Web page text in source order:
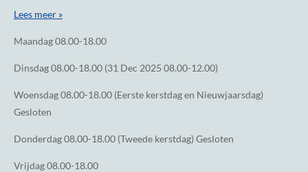
Lees meer »
Maandag08.00-18.00
Dinsdag08.00-18.00 (31 Dec 2025 08.00-12.00)
Woensdag08.00-18.00 (Eerste kerstdag en Nieuwjaarsdag)
Gesloten
Donderdag08.00-18.00 (Tweede kerstdag) Gesloten
Vrijdag08.00-18.00